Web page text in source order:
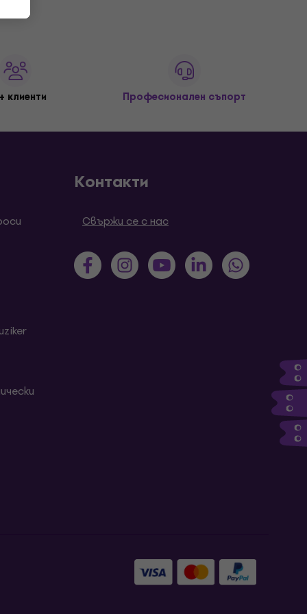
клиенти Професионален съпорт
Контакти
Свържи се с нас